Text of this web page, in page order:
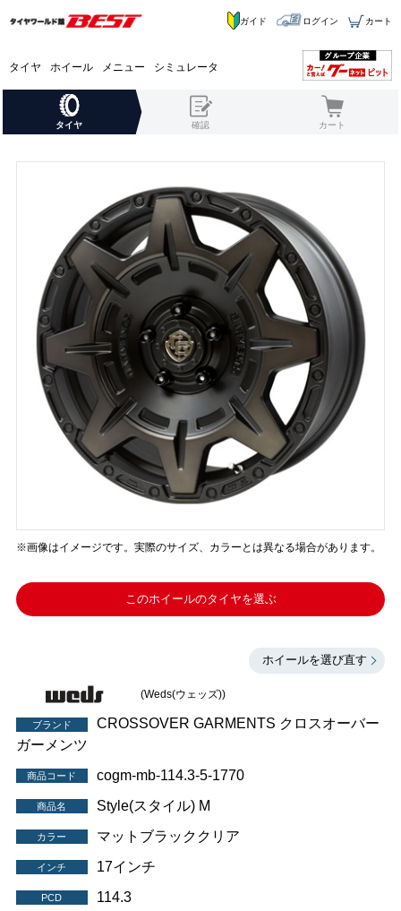
タイヤ ホイール メニュー シミュレータ
ガイド ログイン カート
タイヤ 確認 カート
※画像はイメージです。実際のサイズ、カラーとは異なる場合があります。
このホイールのタイヤを選ぶ
ホイールを選び直す
(Weds(ウェッズ))
ブランド
CROSSOVER GARMENTS クロスオーバー
ガーメンツ
商品コード cogm-mb-114.3-5-1770
商品名 Style(スタイル) M
カラー マットブラッククリア
インチ 17インチ
PCD 114.3